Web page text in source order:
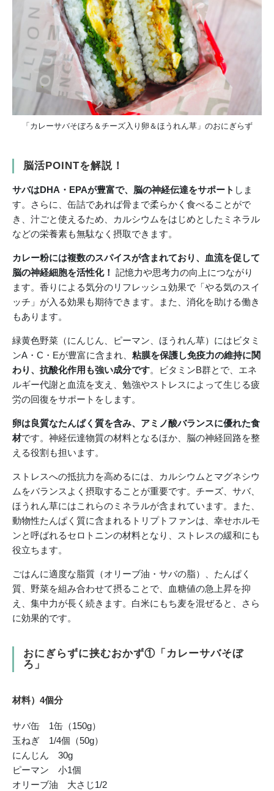
「カレーサバそぼろ＆チーズ入り卵＆ほうれん草」のおにぎらず
脳活POINTを解説！
サバはDHA・EPAが豊富で、脳の神経伝達をサポート しま
す。さらに、缶詰であれば骨まで柔らかく食べることがで
き、汁ごと使えるため、カルシウムをはじめとしたミネラル
などの栄養素も無駄なく摂取できます。
カレー粉には複数のスパイスが含まれており、血流を促して
脳の神経細胞を活性化！ 記憶力や思考力の向上につながり
ます。香りによる気分のリフレッシュ効果で「やる気のスイ
ッチ」が入る効果も期待できます。また、消化を助ける働き
もあります。
緑黄色野菜（にんじん、ピーマン、ほうれん草）にはビタミ
ンA・C・Eが豊富に含まれ、 粘膜を保護し免疫力の維持に関
わり、抗酸化作用も強い成分です。ビタミンB群とで、エネ
ルギー代謝と血流を支え、勉強やストレスによって生じる疲
労の回復をサポートをします。
卵は良質なたんぱく質を含み、アミノ酸バランスに優れた食
材です。神経伝達物質の材料となるほか、脳の神経回路を整
える役割も担います。
ストレスへの抵抗力を高めるには、カルシウムとマグネシウ
ムをバランスよく摂取することが重要です。チーズ、サバ、
ほうれん草にはこれらのミネラルが含まれています。また、
動物性たんぱく質に含まれるトリプトファンは、幸せホルモ
ンと呼ばれるセロトニンの材料となり、ストレスの緩和にも
役立ちます。
ごはんに適度な脂質（オリーブ油・サバの脂）、たんぱく
質、野菜を組み合わせて摂ることで、血糖値の急上昇を抑
え、集中力が長く続きます。白米にもち麦を混ぜると、さら
に効果的です。
おにぎらずに挟むおかず①「カレーサバそぼ
ろ」
材料）4個分
サバ缶 1缶（150g）
玉ねぎ 1/4個（50g）
にんじん 30g
ピーマン 小1個
オリーブ油 大さじ1/2